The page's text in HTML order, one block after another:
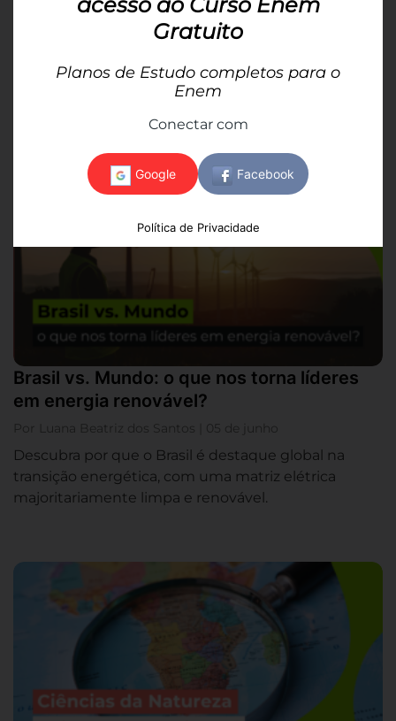
PRORROGADAS!
Por Luana Beatriz dos Santos | 06 de junho
As inscrições do Enem 2025 foram prorrogadas: veja
novo prazo de inscrição, datas de prova e como
Brasil vs. Mundo: o que nos torna líderes
em energia renovável?
Por Luana Beatriz dos Santos | 05 de junho
Descubra por que o Brasil é destaque global na
transição energética, com uma matriz elétrica
majoritariamente limpa e renovável.
acesso ao Curso Enem
Gratuito
Planos de Estudo completos para o
Enem
Conectar com
Política de Privacidade